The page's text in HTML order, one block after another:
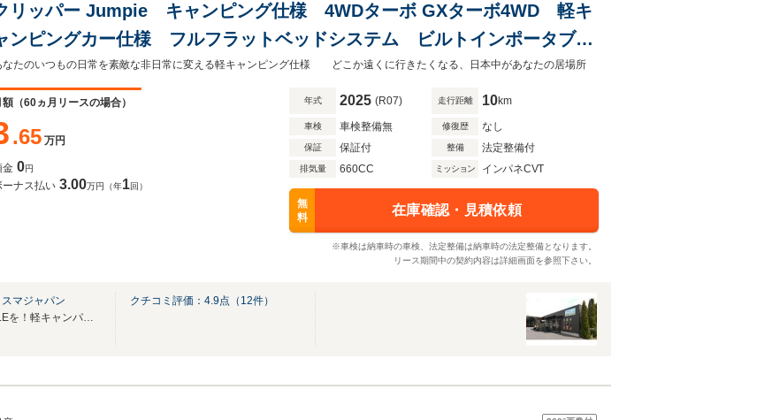
リッパー Jumpie キャンピング仕様 4WDターボ GXターボ4WD 軽キ
ンピングカー仕様 フルフラットベッドシステム ビルトインポータブル
源・電子レンジ搭載
なたのいつもの日常を素敵な非日常に変える軽キャンピング仕様 どこか遠くに行きたくなる、日本中があなたの居場所
額（60ヵ月リースの場合）
.65 万円
金 0円
ーナス払い 3.00万円（年1回）
年式 2025 (R07) 走行距離 10km
車検 車検整備無 修復歴 なし
保証 保証付 整備 法定整備付
排気量 660CC ミッション インパネCVT
無
料
在庫確認・見積依頼
※車検は納車時の車検、法定整備は納車時の法定整備となります。
リース期間中の契約内容は詳細画面を参照下さい。
マジャパン
クルマでもっとHAPPYなLIFESTYLEを！軽キャンパー/ハイエース／キャンピングカー
クチコミ評価： 4.9点（ 12件）